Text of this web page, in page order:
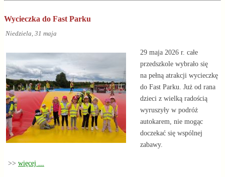
Wycieczka do Fast Parku
Niedziela, 31 maja
29 maja 2026 r. całe
przedszkole wybrało się
na pełną atrakcji wycieczkę
do Fast Parku. Już od rana
dzieci z wielką radością
wyruszyły w podróż
autokarem, nie mogąc
doczekać się wspólnej
zabawy.
>> więcej ...